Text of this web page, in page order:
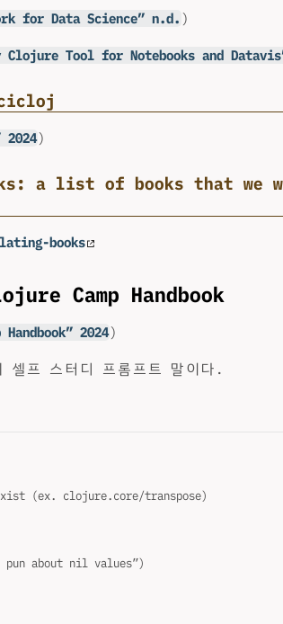
for Data Science” n.d. )
Tool for Notebooks and
)
a list of books that we
books
Camp Handbook
2024)
셀프 스터디 프롬프트 말이다.
(ex. clojure.core/transpose)
pun about nil values”)